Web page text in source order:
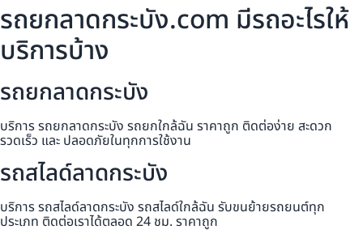
รถยกลาดกระบัง.com มีรถอะไรให้
บริการบ้าง
รถยกลาดกระบัง
บริการ รถยกลาดกระบัง รถยกใกล้ฉัน ราคาถูก ติดต่อง่าย สะดวก
รวดเร็ว และ ปลอดภัยในทุกการใช้งาน
รถสไลด์ลาดกระบัง
บริการ รถสไลด์ลาดกระบัง รถสไลด์ใกล้ฉัน รับขนย้ายรถยนต์ทุก
ประเภท ติดต่อเราได้ตลอด 24 ชม. ราคาถูก